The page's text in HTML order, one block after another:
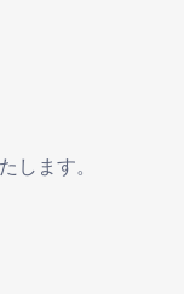
します。